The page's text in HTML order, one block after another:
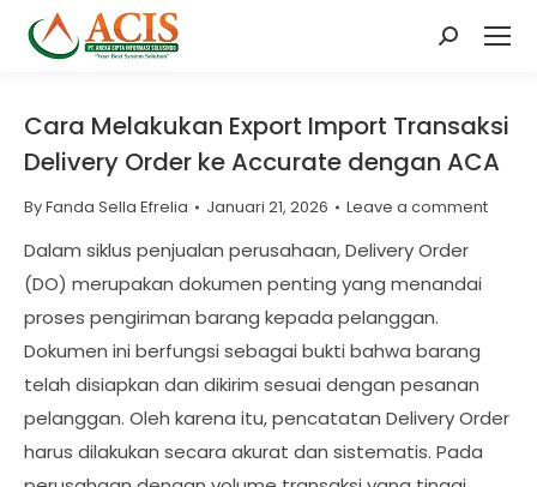
Search:
Cara Melakukan Export Import Transaksi
Delivery Order ke Accurate dengan ACA
ByFanda Sella Efrelia Januari 21, 2026 Leave a comment
Dalam siklus penjualan perusahaan, Delivery Order
(DO) merupakan dokumen penting yang menandai
proses pengiriman barang kepada pelanggan.
Dokumen ini berfungsi sebagai bukti bahwa barang
telah disiapkan dan dikirim sesuai dengan pesanan
pelanggan. Oleh karena itu, pencatatan Delivery Order
harus dilakukan secara akurat dan sistematis. Pada